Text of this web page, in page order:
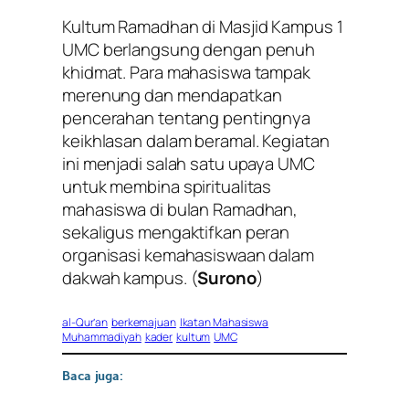
Kultum Ramadhan di Masjid Kampus 1
UMC berlangsung dengan penuh
khidmat. Para mahasiswa tampak
merenung dan mendapatkan
pencerahan tentang pentingnya
keikhlasan dalam beramal. Kegiatan
ini menjadi salah satu upaya UMC
untuk membina spiritualitas
mahasiswa di bulan Ramadhan,
sekaligus mengaktifkan peran
organisasi kemahasiswaan dalam
dakwah kampus. (Surono)
al-Qur’an berkemajuan Ikatan Mahasiswa
Muhammadiyah kader kultum UMC
Baca juga: